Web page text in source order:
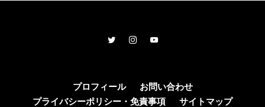
プロフィール
お問い合わせ
プライバシーポリシー・免責事項
サイトマップ